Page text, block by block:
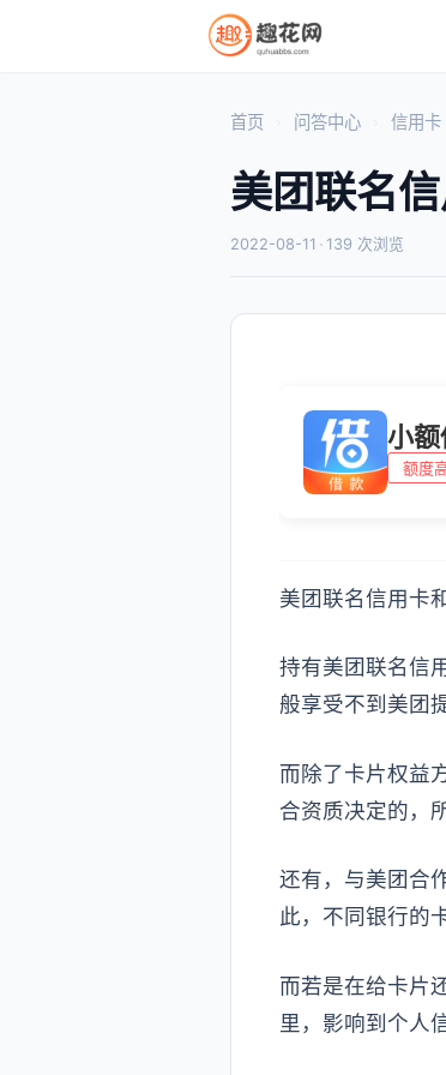
首页 问答中心 信用卡
美团联名
2022-08-11 · 139 次浏览
小
额度
美团联名信用卡
持有美团联名信
般享受不到美团
而除了卡片权益
合资质决定的，
还有，与美团合
此，不同银行的
而若是在给卡片
里，影响到个人